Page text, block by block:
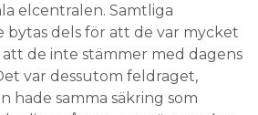
elcentralen. Samtliga
bytas dels för att de var mycket
de inte stämmer med dagens
var dessutom feldraget,
hade samma säkring som